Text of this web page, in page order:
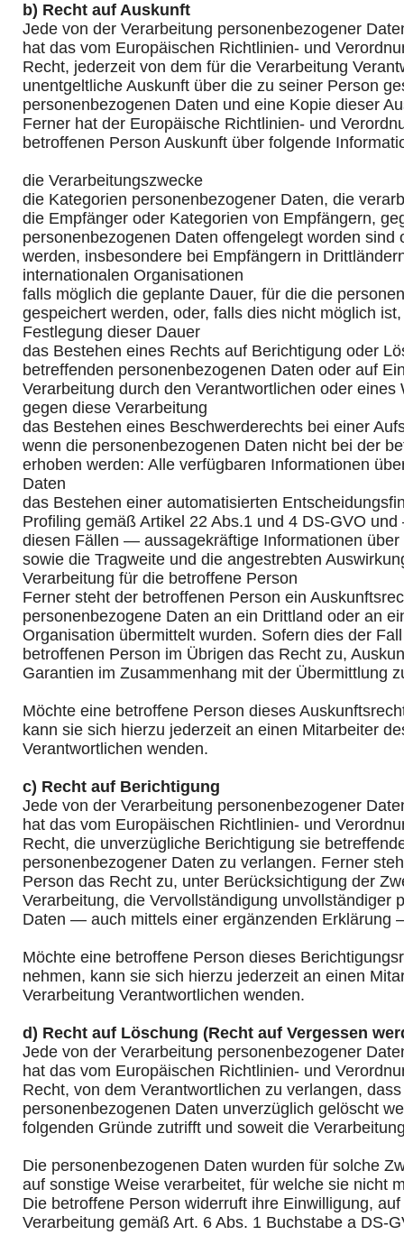
b) Recht auf Auskunft
Jede von der Verarbeitung personenbezogener
hat das vom Europäischen Richtlinien- und
Recht, jederzeit von dem für die Verarbeitung
unentgeltliche Auskunft über die zu seiner Person
personenbezogenen Daten und eine Kopie dieser
Ferner hat der Europäische Richtlinien- und
betroffenen Person Auskunft über folgende
die Verarbeitungszwecke
die Kategorien personenbezogener Daten, die
die Empfänger oder Kategorien von Empfängern,
personenbezogenen Daten offengelegt worden sind
werden, insbesondere bei Empfängern in
internationalen Organisationen
falls möglich die geplante Dauer, für die die
gespeichert werden, oder, falls dies nicht möglich
Festlegung dieser Dauer
das Bestehen eines Rechts auf Berichtigung oder
betreffenden personenbezogenen Daten oder auf
Verarbeitung durch den Verantwortlichen oder eines
gegen diese Verarbeitung
das Bestehen eines Beschwerderechts bei einer
wenn die personenbezogenen Daten nicht bei der
erhoben werden: Alle verfügbaren Informationen
Daten
das Bestehen einer automatisierten
Profiling gemäß Artikel 22 Abs.1 und 4 DS-GVO
diesen Fällen — aussagekräftige Informationen über
sowie die Tragweite und die angestrebten
Verarbeitung für die betroffene Person
Ferner steht der betroffenen Person ein
personenbezogene Daten an ein Drittland oder an
Organisation übermittelt wurden. Sofern dies der
betroffenen Person im Übrigen das Recht zu,
Garantien im Zusammenhang mit der Übermittlung
Möchte eine betroffene Person dieses
kann sie sich hierzu jederzeit an einen Mitarbeiter
Verantwortlichen wenden.
c) Recht auf Berichtigung
Jede von der Verarbeitung personenbezogener
hat das vom Europäischen Richtlinien- und
Recht, die unverzügliche Berichtigung sie
personenbezogener Daten zu verlangen. Ferner
Person das Recht zu, unter Berücksichtigung der
Verarbeitung, die Vervollständigung unvollständiger
Daten — auch mittels einer ergänzenden Erklärung
Möchte eine betroffene Person dieses
nehmen, kann sie sich hierzu jederzeit an einen
Verarbeitung Verantwortlichen wenden.
d) Recht auf Löschung (Recht auf Vergessen
Jede von der Verarbeitung personenbezogener
hat das vom Europäischen Richtlinien- und
Recht, von dem Verantwortlichen zu verlangen,
personenbezogenen Daten unverzüglich gelöscht
folgenden Gründe zutrifft und soweit die
Die personenbezogenen Daten wurden für solche
auf sonstige Weise verarbeitet, für welche sie nicht
Die betroffene Person widerruft ihre Einwilligung,
Verarbeitung gemäß Art. 6 Abs. 1 Buchstabe a DS-